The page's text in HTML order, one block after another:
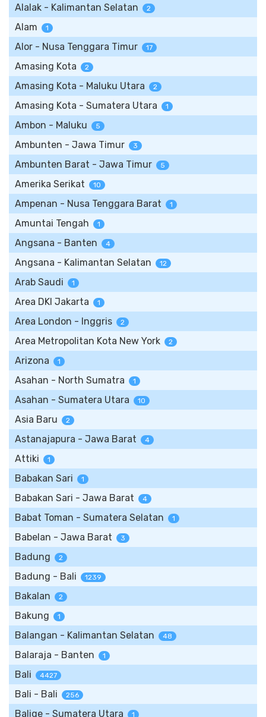
Alalak - Kalimantan Selatan 2
Alam 1
Alor - Nusa Tenggara Timur 17
Amasing Kota 2
Amasing Kota - Maluku Utara 2
Amasing Kota - Sumatera Utara 1
Ambon - Maluku 5
Ambunten - Jawa Timur 3
Ambunten Barat - Jawa Timur 5
Amerika Serikat 10
Ampenan - Nusa Tenggara Barat 1
Amuntai Tengah 1
Angsana - Banten 4
Angsana - Kalimantan Selatan 12
Arab Saudi 1
Area DKI Jakarta 1
Area London - Inggris 2
Area Metropolitan Kota New York 2
Arizona 1
Asahan - North Sumatra 1
Asahan - Sumatera Utara 10
Asia Baru 2
Astanajapura - Jawa Barat 4
Attiki 1
Babakan Sari 1
Babakan Sari - Jawa Barat 4
Babat Toman - Sumatera Selatan 1
Babelan - Jawa Barat 3
Badung 2
Badung - Bali 1239
Bakalan 2
Bakung 1
Balangan - Kalimantan Selatan 48
Balaraja - Banten 1
Bali 4427
Bali - Bali 256
Balige - Sumatera Utara 1